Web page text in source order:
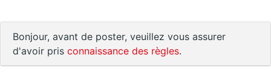
Bonjour, avant de poster, veuillez vous assurer
d'avoir pris connaissance des règles.